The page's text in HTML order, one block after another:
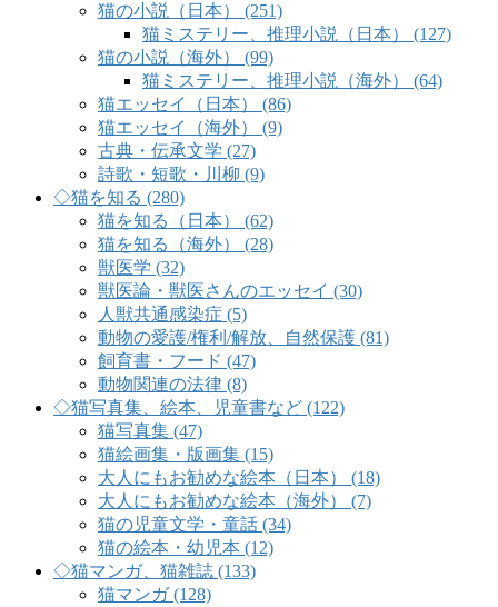
猫の小説（日本） (251)
猫ミステリー、推理小説（日本） (127)
猫の小説（海外） (99)
猫ミステリー、推理小説（海外） (64)
猫エッセイ（日本） (86)
猫エッセイ（海外） (9)
古典・伝承文学 (27)
詩歌・短歌・川柳 (9)
◇猫を知る (280)
猫を知る（日本） (62)
猫を知る（海外） (28)
獣医学 (32)
獣医論・獣医さんのエッセイ (30)
人獣共通感染症 (5)
動物の愛護/権利/解放、自然保護 (81)
飼育書・フード (47)
動物関連の法律 (8)
◇猫写真集、絵本、児童書など (122)
猫写真集 (47)
猫絵画集・版画集 (15)
大人にもお勧めな絵本（日本） (18)
大人にもお勧めな絵本（海外） (7)
猫の児童文学・童話 (34)
猫の絵本・幼児本 (12)
◇猫マンガ、猫雑誌 (133)
猫マンガ (128)